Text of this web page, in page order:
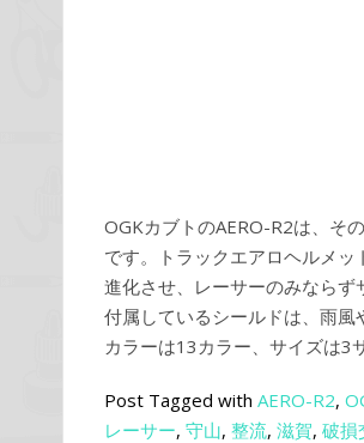
OGKカブトのAERO-R2は、そ
です。トラックエアロヘルメ
進化させ、レーサーのみならず
付属しているシールドは、雨風
カラーは13カラー、サイズは3
Post Tagged with AERO-R2,
レーサー, 守山, 整流, 滋賀, 破損